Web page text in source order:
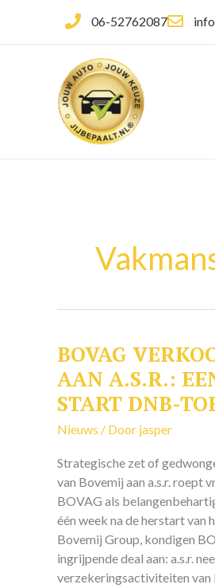
de
06-52762087
BOVAG
AAN A.S.R.:
START DNB-
Nieuws / Door jasper
Strategische zet of
van Bovemij aan a.s.r. roept
BOVAG als
één week na de herstart
Bovemij Group, kondigen
ingrijpende deal aan: a.s.r.
verzekeringsactiviteiten
BOVAG
VERKOOPT
BOVEMIJ
AAN
A.S.R.:
WEEK
NA
START
DNB-
TOEZICHT